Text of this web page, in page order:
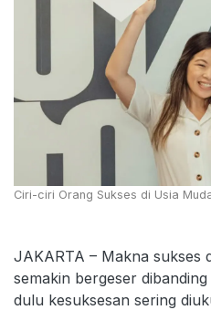
Ciri-ciri Orang Sukses di Usia
JAKARTA – Makna sukses
semakin bergeser
dulu kesuksesan sering